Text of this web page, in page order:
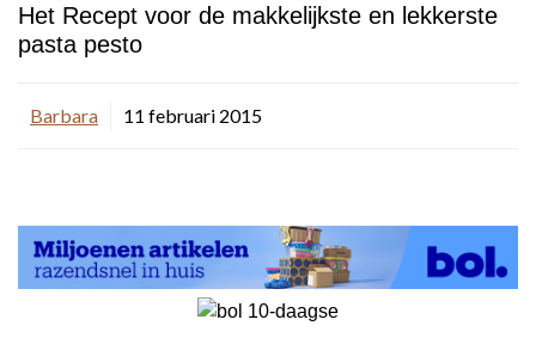
Het Recept voor de makkelijkste en lekkerste
pasta pesto
Barbara 11 februari 2015